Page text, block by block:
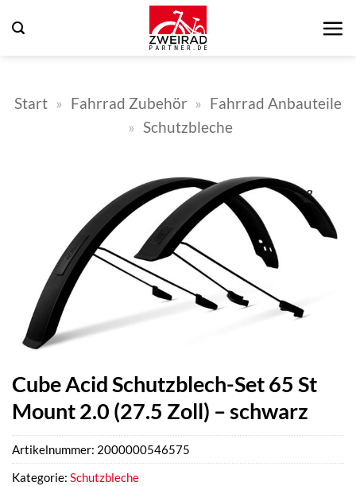
Inhalt
Start » Fahrrad Zubehör » Fahrrad Anbauteile
» Schutzbleche
Cube Acid Schutzblech-Set 65 St
Mount 2.0 (27.5 Zoll) – schwarz
Artikelnummer: 2000000546575
Kategorie: Schutzbleche